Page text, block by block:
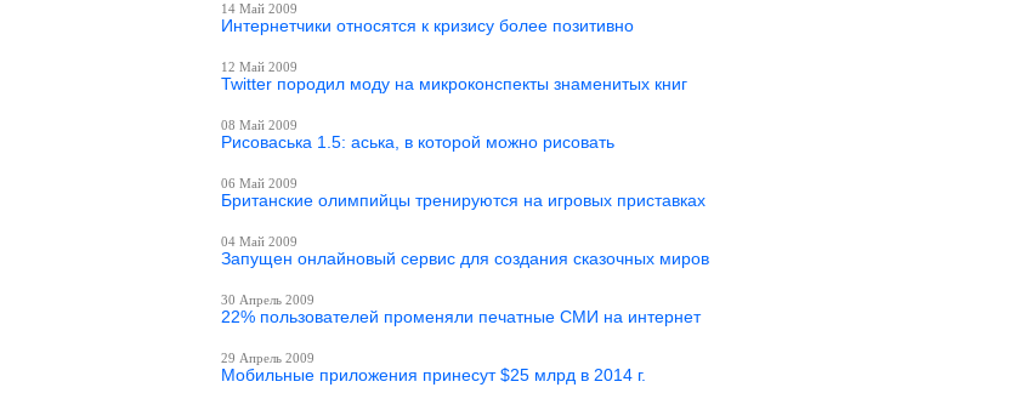
14 Май 2009
Интернетчики относятся к кризису более позитивно
12 Май 2009
Twitter породил моду на микроконспекты знаменитых книг
08 Май 2009
Рисоваська 1.5: аська, в которой можно рисовать
06 Май 2009
Британские олимпийцы тренируются на игровых приставках
04 Май 2009
Запущен онлайновый сервис для создания сказочных миров
30 Апрель 2009
22% пользователей променяли печатные СМИ на интернет
29 Апрель 2009
Мобильные приложения принесут $25 млрд в 2014 г.